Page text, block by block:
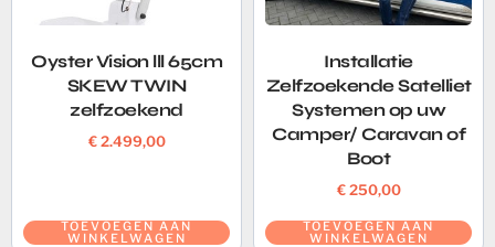
Oyster Vision lll 65cm
SKEW TWIN
zelfzoekend
€2.499,00
TOEVOEGEN AAN
WINKELWAGEN
Installatie
Zelfzoekende Satelliet
Systemen op uw
Camper/ Caravan of
Boot
€250,00
TOEVOEGEN AAN
WINKELWAGEN